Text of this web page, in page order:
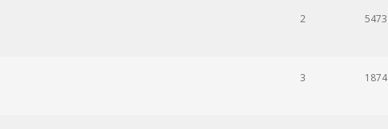
2
3